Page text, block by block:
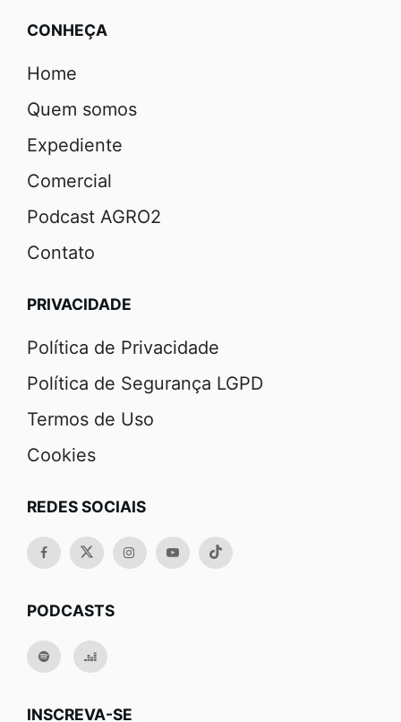
CONHEÇA
Home
Quem somos
Expediente
Comercial
Podcast AGRO2
Contato
PRIVACIDADE
Política de Privacidade
Política de Segurança LGPD
Termos de Uso
Cookies
REDES SOCIAIS
PODCASTS
INSCREVA-SE